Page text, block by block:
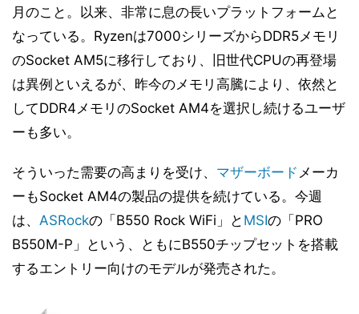
月のこと。以来、非常に息の長いプラットフォームと
なっている。Ryzenは7000シリーズからDDR5メモリ
のSocket AM5に移行しており、旧世代CPUの再登場
は異例といえるが、昨今のメモリ高騰により、依然と
してDDR4メモリのSocket AM4を選択し続けるユーザ
ーも多い。
そういった需要の高まりを受け、 マザーボード メーカ
ーもSocket AM4の製品の提供を続けている。今週
は、 ASRockの「B550 Rock WiFi」と MSIの「PRO
B550M-P」という、ともにB550チップセットを搭載
するエントリー向けのモデルが発売された。